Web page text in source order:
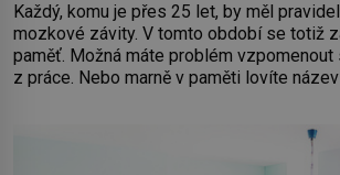
Každý, komu je přes 25 let, by měl
mozkové závity. V tomto období se totiž
paměť. Možná máte problém vzpomenout
z práce. Nebo marně v paměti lovíte